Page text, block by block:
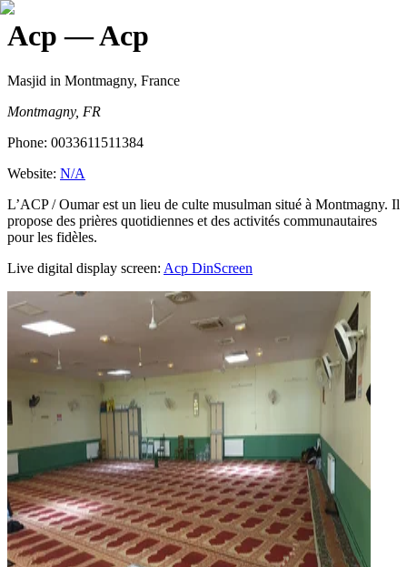
Acp — Acp
Masjid in Montmagny, France
Montmagny, FR
Phone: 0033611511384
Website: N/A
L’ACP / Oumar est un lieu de culte musulman situé à Montmagny. Il
propose des prières quotidiennes et des activités communautaires
pour les fidèles.
Live digital display screen: Acp DinScreen